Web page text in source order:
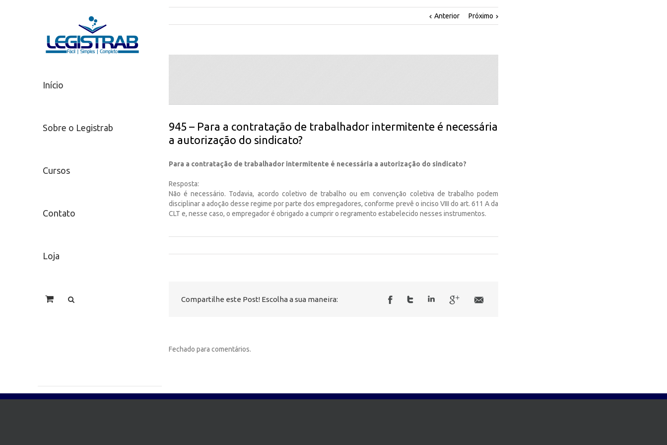
Início
Sobre o Legistrab
Cursos
Contato
Loja
Anterior Próximo
945 – Para a contratação de trabalhador intermitente é necessária
a autorização do sindicato?
Para a contratação de trabalhador intermitente é necessária a autorização do sindicato?
Resposta:
Não é necessário. Todavia, acordo coletivo de trabalho ou em convenção coletiva de trabalho podem
disciplinar a adoção desse regime por parte dos empregadores, conforme prevê o inciso VIII do art. 611 A da
CLT e, nesse caso, o empregador é obrigado a cumprir o regramento estabelecido nesses instrumentos.
Compartilhe este Post! Escolha a sua maneira:
Fechado para comentários.